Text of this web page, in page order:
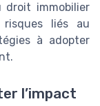
droit immobilier
liés au
à adopter
l’impact